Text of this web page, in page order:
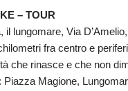
– TOUR
il lungomare, Via
fra centro e
che rinasce e che non
Piazza Magione,